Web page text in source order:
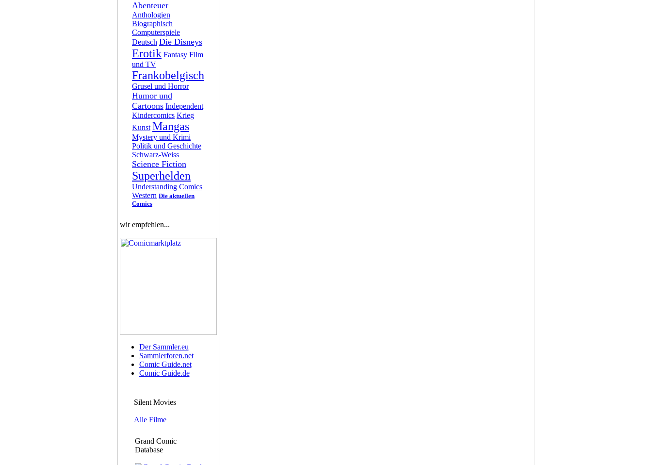
Abenteuer
Anthologien
Biographisch
Computerspiele
Deutsch Die Disneys
Erotik Fantasy Film
und TV
Frankobelgisch
Grusel und Horror
Humor und
Cartoons Independent
Kindercomics Krieg
Kunst Mangas
Mystery und Krimi
Politik und Geschichte
Schwarz-Weiss
Science Fiction
Superhelden
Understanding Comics
Western Die aktuellen
Comics
wir empfehlen...
Der Sammler.eu
Sammlerforen.net
Comic Guide.net
Comic Guide.de
Silent Movies
Alle Filme
Grand Comic
Database